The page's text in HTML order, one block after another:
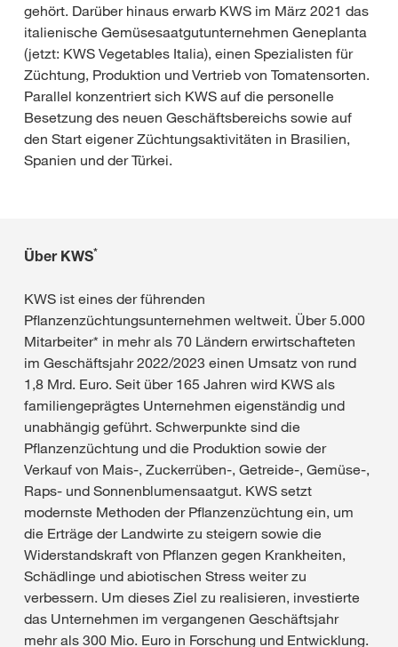
gehört. Darüber hinaus erwarb KWS im März 2021 das
italienische Gemüsesaatgutunternehmen Geneplanta
(jetzt: KWS Vegetables Italia), einen Spezialisten für
Züchtung, Produktion und Vertrieb von Tomatensorten.
Parallel konzentriert sich KWS auf die personelle
Besetzung des neuen Geschäftsbereichs sowie auf
den Start eigener Züchtungsaktivitäten in Brasilien,
Spanien und der Türkei.
Über KWS*
KWS ist eines der führenden
Pflanzenzüchtungsunternehmen weltweit. Über 5.000
Mitarbeiter* in mehr als 70 Ländern erwirtschafteten
im Geschäftsjahr 2022/2023 einen Umsatz von rund
1,8 Mrd. Euro. Seit über 165 Jahren wird KWS als
familiengeprägtes Unternehmen eigenständig und
unabhängig geführt. Schwerpunkte sind die
Pflanzenzüchtung und die Produktion sowie der
Verkauf von Mais-, Zuckerrüben-, Getreide-, Gemüse-,
Raps- und Sonnenblumensaatgut. KWS setzt
modernste Methoden der Pflanzenzüchtung ein, um
die Erträge der Landwirte zu steigern sowie die
Widerstandskraft von Pflanzen gegen Krankheiten,
Schädlinge und abiotischen Stress weiter zu
verbessern. Um dieses Ziel zu realisieren, investierte
das Unternehmen im vergangenen Geschäftsjahr
mehr als 300 Mio. Euro in Forschung und Entwicklung.